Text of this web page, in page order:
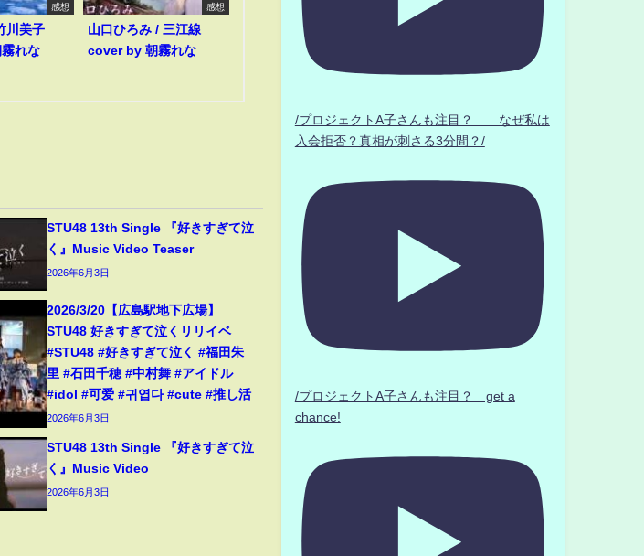
感想
川美子
れな
感想
山口ひろみ / 三江線
cover by 朝霧れな
STU48 13th Single 『好きすぎて泣
く』Music Video Teaser
2026年6月3日
2026/3/20【広島駅地下広場】
STU48 好きすぎて泣くリリイベ
#STU48 #好きすぎて泣く #福田朱
里 #石田千穂 #中村舞 #アイドル
#idol #可爱 #귀엽다 #cute #推し活
2026年6月3日
STU48 13th Single 『好きすぎて泣
く』Music Video
2026年6月3日
/プロジェクトA子さんも注目？ なぜ私は
入会拒否？真相が刺さる3分間？/
/プロジェクトA子さんも注目？ get a
chance!